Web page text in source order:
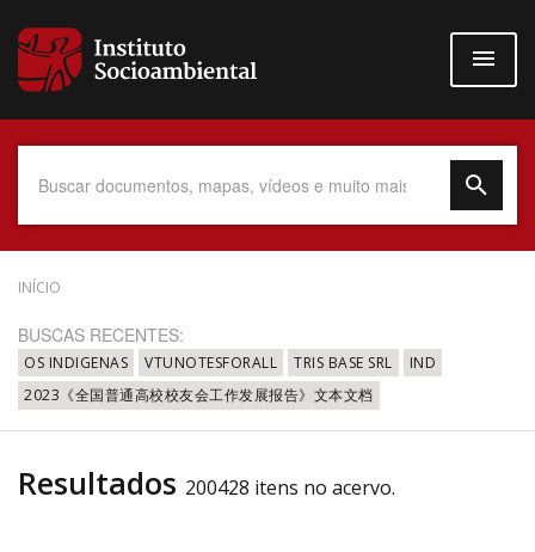
para
conteúdo
Data do Documento
Até
INÍCIO
BUSCAS RECENTES:
OS INDIGENAS VTUNOTESFORALL TRIS BASE SRL
IND
2023《全国普通高校校友会工作发展报告》文本文档
Resultados 200428 itens no acervo.